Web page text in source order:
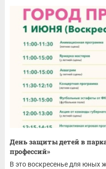
День защиты детей в
профессий»
В это воскресенье для юных